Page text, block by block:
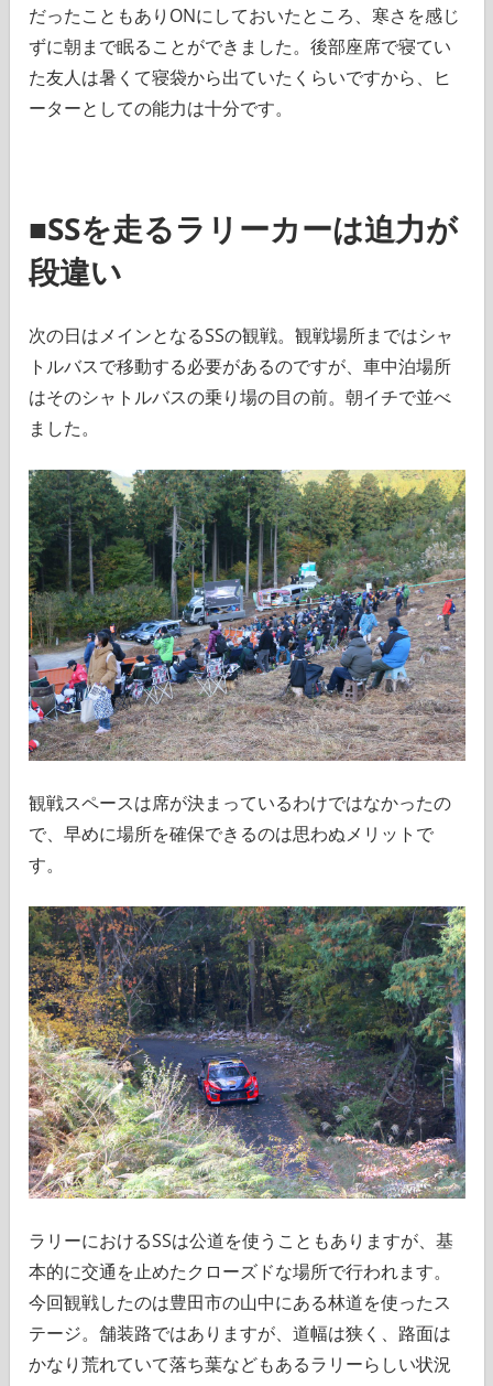
だったこともありONにしておいたところ、寒さを感じ
ずに朝まで眠ることができました。後部座席で寝てい
た友人は暑くて寝袋から出ていたくらいですから、ヒ
ーターとしての能力は十分です。
■SSを走るラリーカーは迫力が
段違い
次の日はメインとなるSSの観戦。観戦場所まではシャ
トルバスで移動する必要があるのですが、車中泊場所
はそのシャトルバスの乗り場の目の前。朝イチで並べ
ました。
観戦スペースは席が決まっているわけではなかったの
で、早めに場所を確保できるのは思わぬメリットで
す。
ラリーにおけるSSは公道を使うこともありますが、基
本的に交通を止めたクローズドな場所で行われます。
今回観戦したのは豊田市の山中にある林道を使ったス
テージ。舗装路ではありますが、道幅は狭く、路面は
かなり荒れていて落ち葉などもあるラリーらしい状況